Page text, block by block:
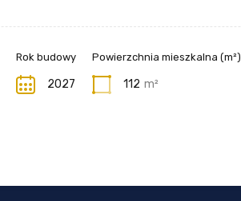
Rok budowy
2027
Powierzchnia mieszkalna (m²)
112 m²